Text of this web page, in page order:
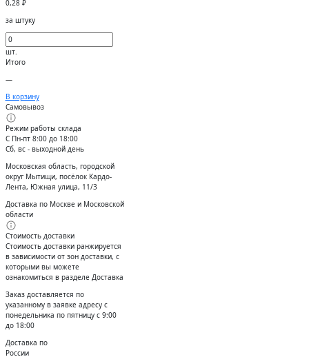
0,28₽
за штуку
шт.
Итого
—
В корзину
Самовывоз
Режим работы склада
С Пн-пт 8:00 до 18:00
Сб, вс - выходной день
Московская область, городской
округ Мытищи, посёлок Кардо-
Лента, Южная улица, 11/3
Доставка по Москве и Московской
области
Стоимость доставки
Стоимость доставки ранжируется
в зависимости от зон доставки, с
которыми вы можете
ознакомиться в разделе Доставка
Заказ доставляется по
указанному в заявке адресу с
понедельника по пятницу с 9:00
до 18:00
Доставка по
России